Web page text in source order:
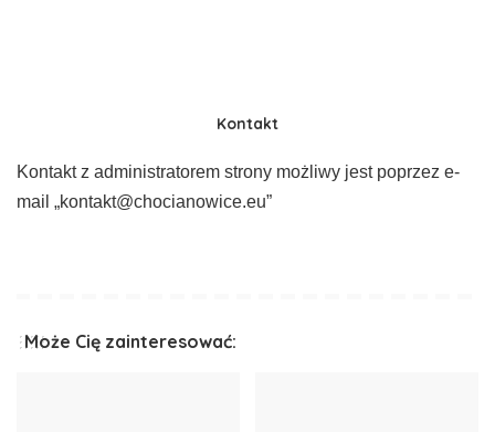
Kontakt
Kontakt z administratorem strony możliwy jest poprzez e-
mail „kontakt@chocianowice.eu”
Może Cię zainteresować: